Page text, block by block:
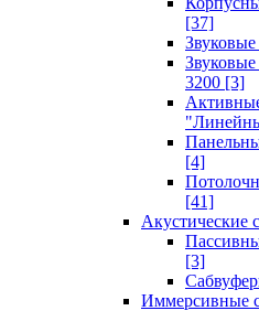
[37]
3200 [3]
[4]
[41]
Акустические
[3]
Иммерсивные